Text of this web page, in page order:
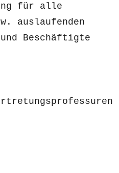
für alle
auslaufenden
Beschäftigte